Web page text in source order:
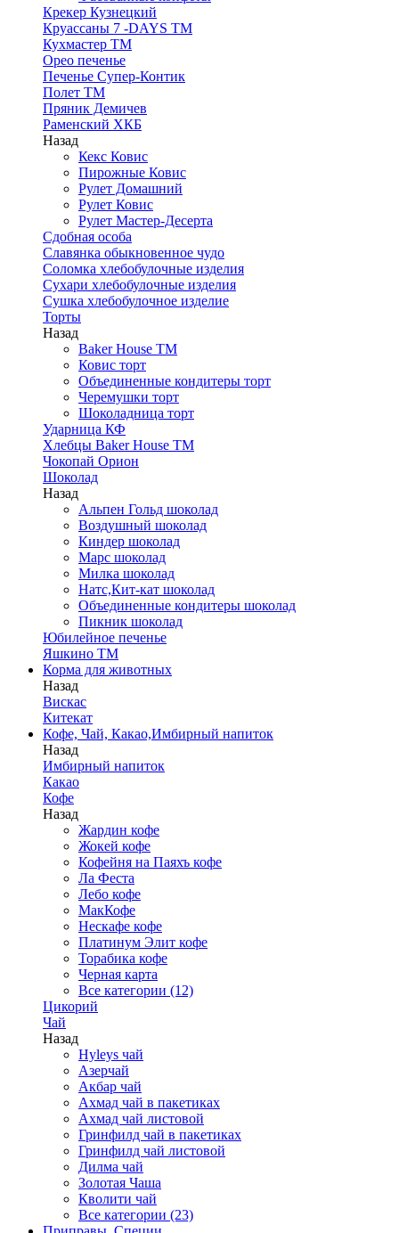
Крекер Кузнецкий
Круассаны 7 -DAYS ТМ
Кухмастер ТМ
Орео печенье
Печенье Супер-Контик
Полет ТМ
Пряник Демичев
Раменский ХКБ
Назад
Кекс Ковис
Пирожные Ковис
Рулет Домашний
Рулет Ковис
Рулет Мастер-Десерта
Сдобная особа
Славянка обыкновенное чудо
Соломка хлебобулочные изделия
Сухари хлебобулочные изделия
Сушка хлебобулочное изделие
Торты
Назад
Baker House ТМ
Ковис торт
Объединенные кондитеры торт
Черемушки торт
Шоколадница торт
Ударница КФ
Хлебцы Baker House ТМ
Чокопай Орион
Шоколад
Назад
Альпен Гольд шоколад
Воздушный шоколад
Киндер шоколад
Марс шоколад
Милка шоколад
Натс,Кит-кат шоколад
Объединенные кондитеры шоколад
Пикник шоколад
Юбилейное печенье
Яшкино ТМ
Корма для животных
Назад
Вискас
Китекат
Кофе, Чай, Какао,Имбирный напиток
Назад
Имбирный напиток
Какао
Кофе
Назад
Жардин кофе
Жокей кофе
Кофейня на Паяхъ кофе
Ла Феста
Лебо кофе
МакКофе
Нескафе кофе
Платинум Элит кофе
Торабика кофе
Черная карта
Все категории (12)
Цикорий
Чай
Назад
Hyleys чай
Азерчай
Акбар чай
Ахмад чай в пакетиках
Ахмад чай листовой
Гринфилд чай в пакетиках
Гринфилд чай листовой
Дилма чай
Золотая Чаша
Кволити чай
Все категории (23)